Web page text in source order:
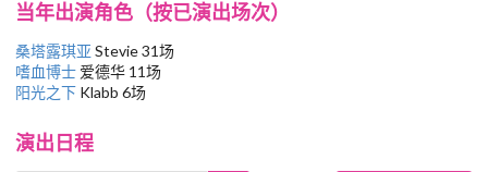
当年出演角色（按已演出场次）
桑塔露琪亚 Stevie 31场
嗜血博士 爱德华 11场
阳光之下 Klabb 6场
演出日程